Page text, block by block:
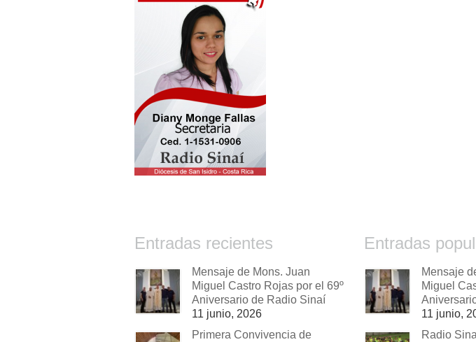
Entradas recientes
Mensaje de Mons. Juan
Miguel Castro Rojas por el 69º
Aniversario de Radio Sinaí
11 junio, 2026
Primera Convivencia de
Entradas
Mensaje
Miguel
11 junio,
Radio